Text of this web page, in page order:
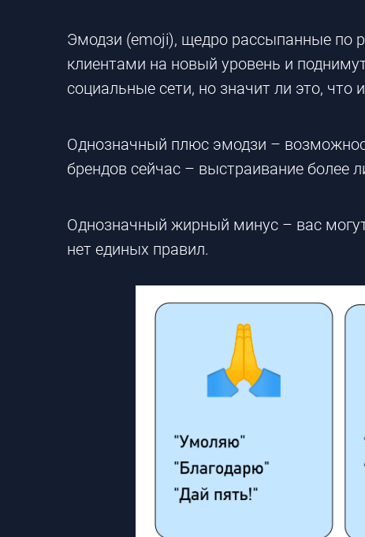
Эмодзи (emoji), щедро рассыпанные по
клиентами на новый уровень и
социальные сети, но значит ли это,
Однозначный плюс эмодзи –
брендов сейчас – выстраивание более
Однозначный жирный минус – вас
нет единых правил.